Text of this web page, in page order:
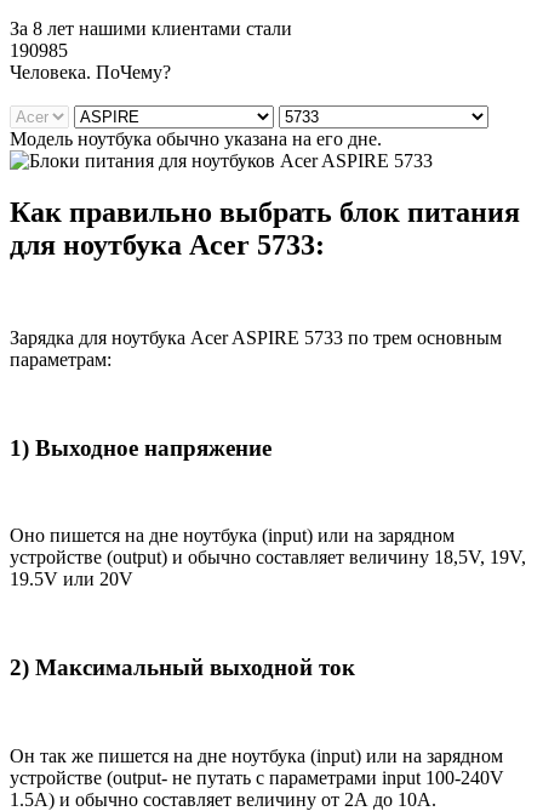
За 8 лет нашими клиентами стали
190985
Человека. ПоЧему?
Модель ноутбука обычно указана на его дне.
Как правильно выбрать блок питания
для ноутбука Acer 5733:
Зарядка для ноутбука Acer ASPIRE 5733 по трем основным
параметрам:
1) Выходное напряжение
Оно пишется на дне ноутбука (input) или на зарядном
устройстве (output) и обычно составляет величину 18,5V, 19V,
19.5V или 20V
2) Максимальный выходной ток
Он так же пишется на дне ноутбука (input) или на зарядном
устройстве (output- не путать с параметрами input 100-240V
1.5A) и обычно составляет величину от 2А до 10A.